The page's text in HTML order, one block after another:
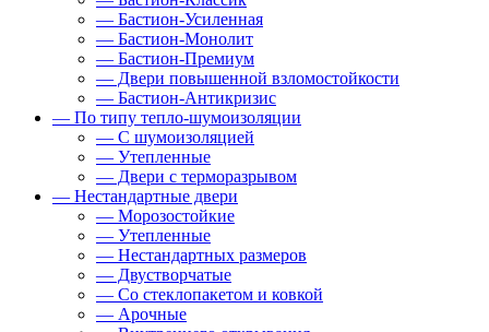
— Бастион-Усиленная
— Бастион-Монолит
— Бастион-Премиум
— Двери повышенной взломостойкости
— Бастион-Антикризис
— По типу тепло-шумоизоляции
— С шумоизоляцией
— Утепленные
— Двери с терморазрывом
— Нестандартные двери
— Морозостойкие
— Утепленные
— Нестандартных размеров
— Двустворчатые
— Со стеклопакетом и ковкой
— Арочные